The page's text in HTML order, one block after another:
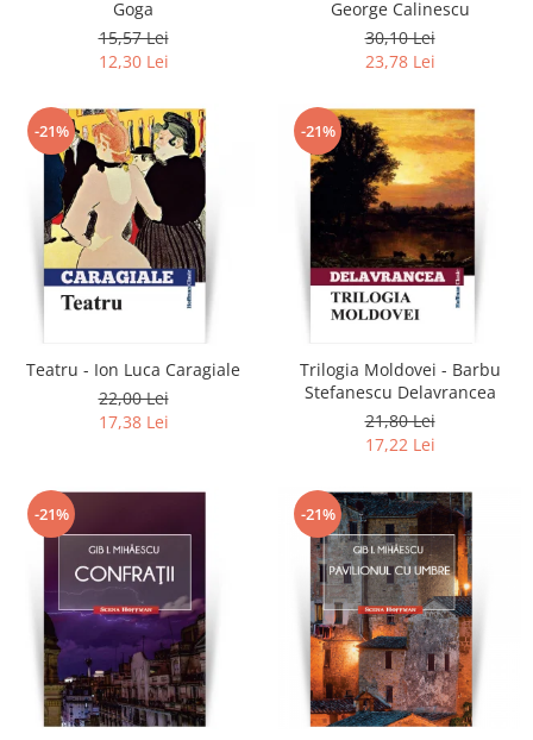
Goga
15,57 Lei
12,30 Lei
George Calinescu
30,10 Lei
23,78 Lei
-21%
Teatru - Ion Luca Caragiale
22,00 Lei
17,38 Lei
-21%
Trilogia Moldovei - Barbu
Stefanescu Delavrancea
21,80 Lei
17,22 Lei
-21% -21%